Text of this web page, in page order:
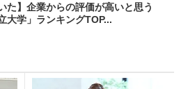
た】企業からの評価が高いと思う
大学」ランキングTOP...